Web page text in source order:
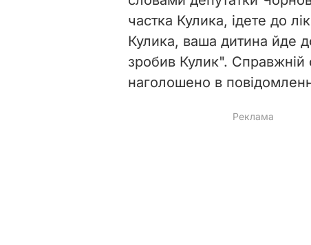
частка Кулика, ідете до
Кулика, ваша дитина йде
зробив Кулик".
наголошено в